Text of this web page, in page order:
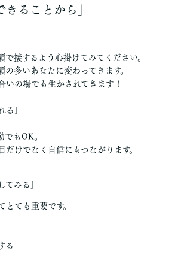
きることから」
で接するよう心掛けてみてください。
の多いあなたに変わってきます。
いの場でも生かされてきます！
る』
でもOK。
だけでなく自信にもつながります。
てみる』
ても重要です。
る